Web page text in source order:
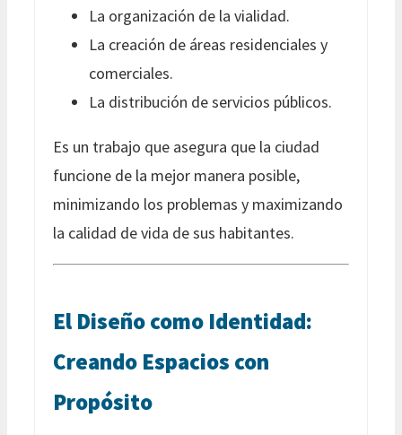
La organización de la vialidad.
La creación de áreas residenciales y
comerciales.
La distribución de servicios públicos.
Es un trabajo que asegura que la ciudad
funcione de la mejor manera posible,
minimizando los problemas y maximizando
la calidad de vida de sus habitantes.
El Diseño como Identidad:
Creando Espacios con
Propósito